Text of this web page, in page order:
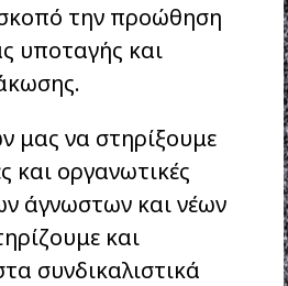
σκοπό την προώθηση
υποταγής και
μας να στηρίξουμε
και οργανωτικές
άγνωστων και νέων
και
συνδικαλιστικά